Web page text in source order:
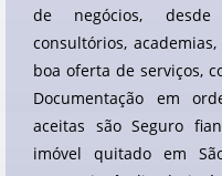
de negócios, desde
consultórios,
boa oferta de serviços,
Documentação em
aceitas são Seguro
imóvel quitado em